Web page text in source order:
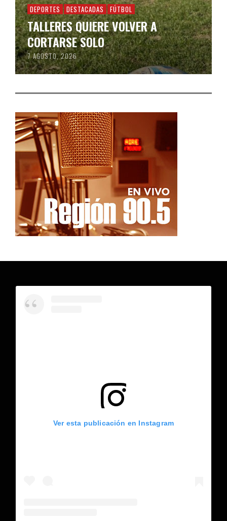
DEPORTES DESTACADAS FÚTBOL
TALLERES QUIERE VOLVER A
CORTARSE SOLO
7 AGOSTO, 2026
Ver esta publicación en Instagram